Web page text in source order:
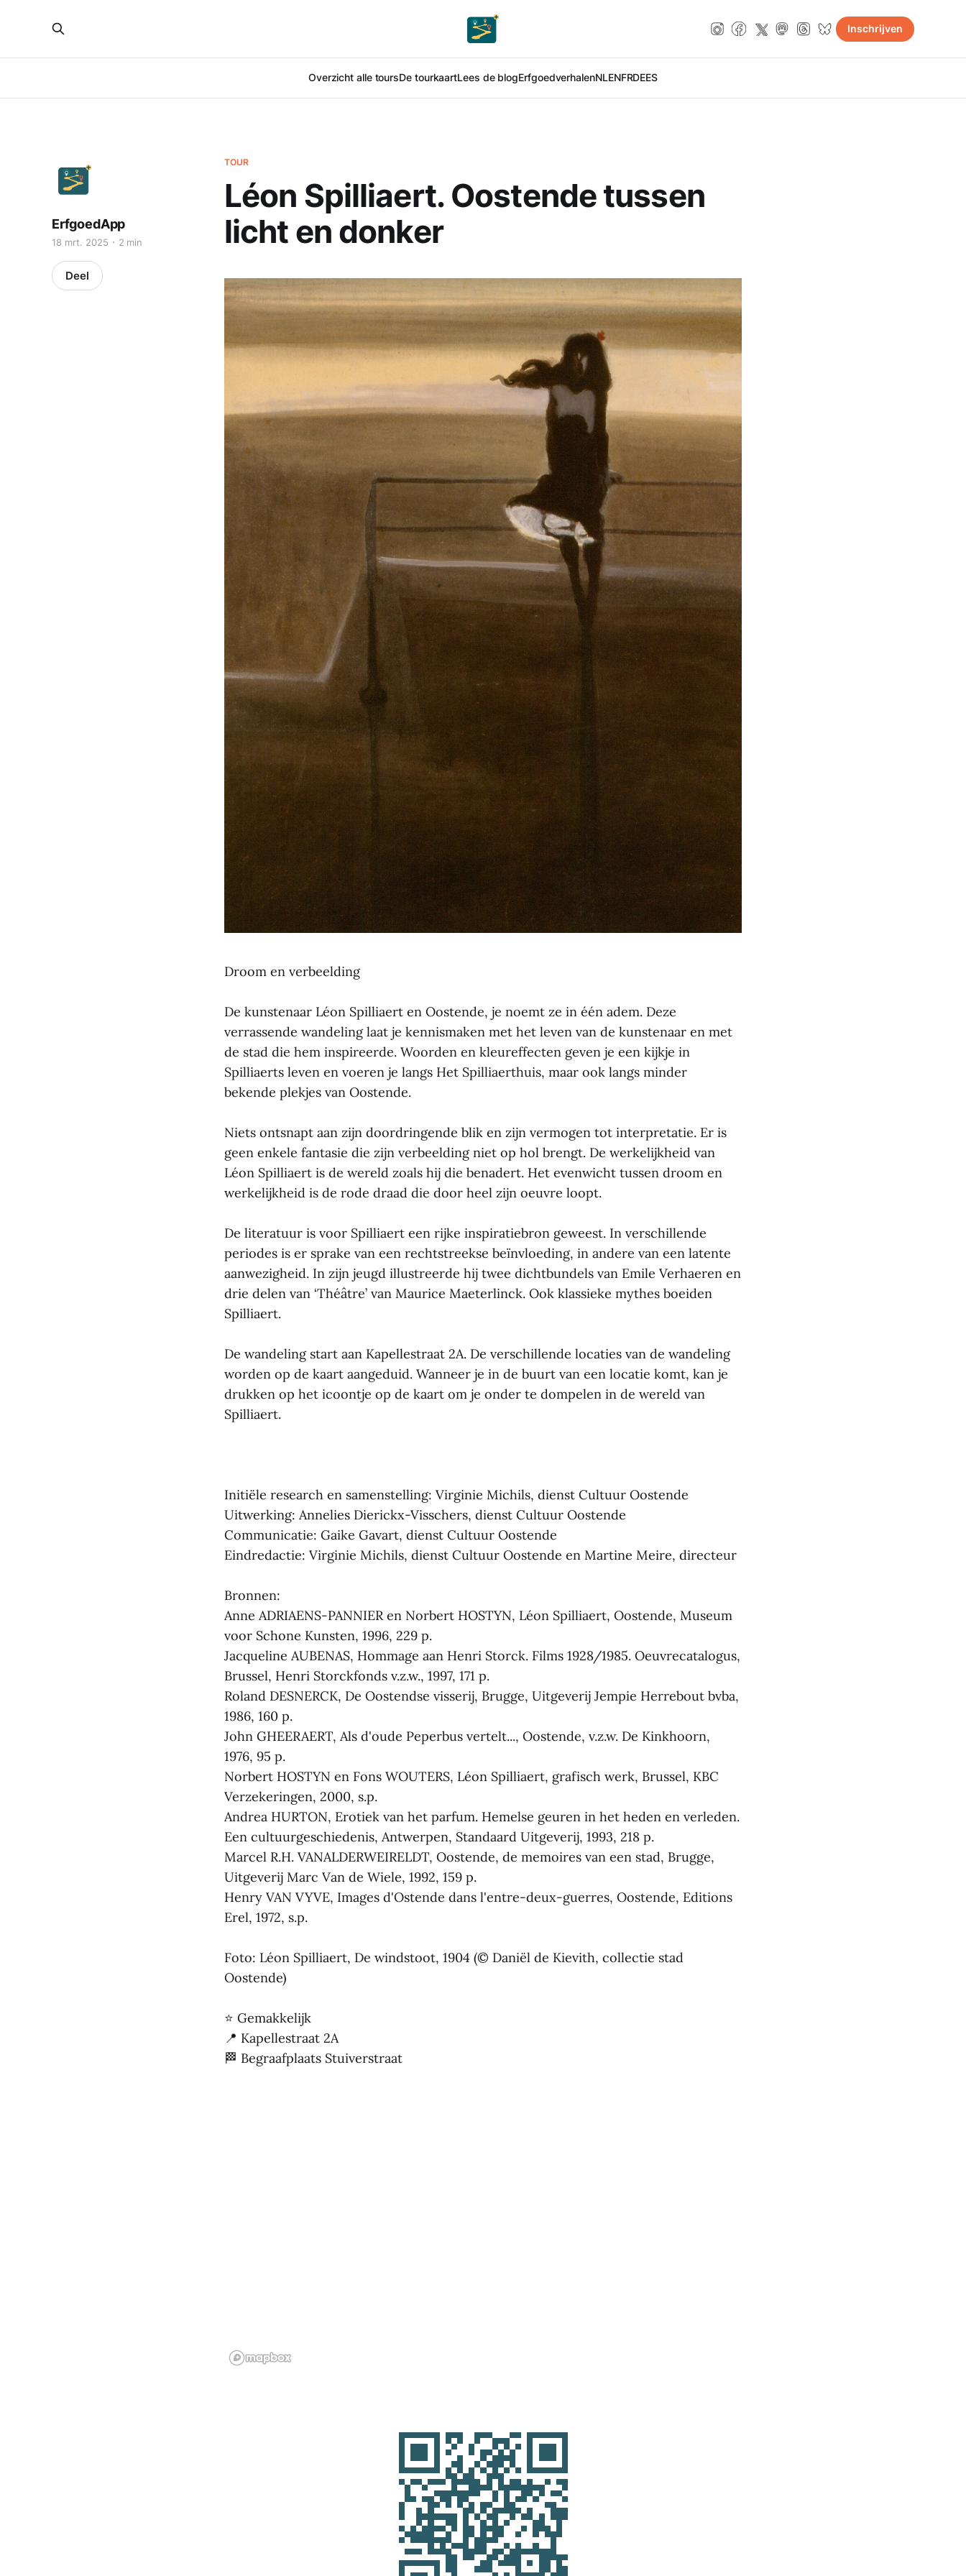
Overzicht alle toursDe tourkaartLees de blogErfgoedverhalenNLENFRDEES
Inschrijven
TOUR
Léon Spilliaert. Oostende tussen
licht en donker
ErfgoedApp
18 mrt. 2025 2 min
Deel
Droom en verbeelding
De kunstenaar Léon Spilliaert en Oostende, je noemt ze in één adem. Deze
verrassende wandeling laat je kennismaken met het leven van de kunstenaar en met
de stad die hem inspireerde. Woorden en kleureffecten geven je een kijkje in
Spilliaerts leven en voeren je langs Het Spilliaerthuis, maar ook langs minder
bekende plekjes van Oostende.
Niets ontsnapt aan zijn doordringende blik en zijn vermogen tot interpretatie. Er is
geen enkele fantasie die zijn verbeelding niet op hol brengt. De werkelijkheid van
Léon Spilliaert is de wereld zoals hij die benadert. Het evenwicht tussen droom en
werkelijkheid is de rode draad die door heel zijn oeuvre loopt.
De literatuur is voor Spilliaert een rijke inspiratiebron geweest. In verschillende
periodes is er sprake van een rechtstreekse beïnvloeding, in andere van een latente
aanwezigheid. In zijn jeugd illustreerde hij twee dichtbundels van Emile Verhaeren en
drie delen van ‘Théâtre’ van Maurice Maeterlinck. Ook klassieke mythes boeiden
Spilliaert.
De wandeling start aan Kapellestraat 2A. De verschillende locaties van de wandeling
worden op de kaart aangeduid. Wanneer je in de buurt van een locatie komt, kan je
drukken op het icoontje op de kaart om je onder te dompelen in de wereld van
Spilliaert.
Initiële research en samenstelling: Virginie Michils, dienst Cultuur Oostende
Uitwerking: Annelies Dierickx-Visschers, dienst Cultuur Oostende
Communicatie: Gaike Gavart, dienst Cultuur Oostende
Eindredactie: Virginie Michils, dienst Cultuur Oostende en Martine Meire, directeur
Bronnen:
Anne ADRIAENS-PANNIER en Norbert HOSTYN, Léon Spilliaert, Oostende, Museum
voor Schone Kunsten, 1996, 229 p.
Jacqueline AUBENAS, Hommage aan Henri Storck. Films 1928/1985. Oeuvrecatalogus,
Brussel, Henri Storckfonds v.z.w., 1997, 171 p.
Roland DESNERCK, De Oostendse visserij, Brugge, Uitgeverij Jempie Herrebout bvba,
1986, 160 p.
John GHEERAERT, Als d'oude Peperbus vertelt..., Oostende, v.z.w. De Kinkhoorn,
1976, 95 p.
Norbert HOSTYN en Fons WOUTERS, Léon Spilliaert, grafisch werk, Brussel, KBC
Verzekeringen, 2000, s.p.
Andrea HURTON, Erotiek van het parfum. Hemelse geuren in het heden en verleden.
Een cultuurgeschiedenis, Antwerpen, Standaard Uitgeverij, 1993, 218 p.
Marcel R.H. VANALDERWEIRELDT, Oostende, de memoires van een stad, Brugge,
Uitgeverij Marc Van de Wiele, 1992, 159 p.
Henry VAN VYVE, Images d'Ostende dans l'entre-deux-guerres, Oostende, Editions
Erel, 1972, s.p.
Foto: Léon Spilliaert, De windstoot, 1904 (© Daniël de Kievith, collectie stad
Oostende)
⭐ Gemakkelijk
📍 Kapellestraat 2A
🏁 Begraafplaats Stuiverstraat